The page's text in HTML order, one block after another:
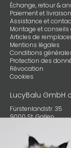
Échange, retour &
Paiement et livraison
Assistance et
Montage et conseils
Articles de
Mentions légales
Conditions
Protection des
Révocation
Cookies
LucyBalu GmbH
Fürstenlandstr. 35
9000 St. Gallen